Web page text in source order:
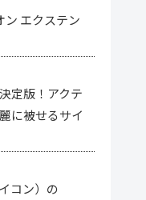
ン エクステン
定版！アクテ
に被せるサイ
コン）の